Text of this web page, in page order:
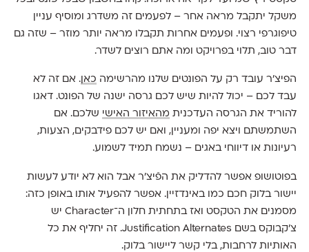
משקל יתקבל מראה אחר – לפעמים זה משדרג ומוסיף עניין
טיפוגרפי רצוי. ופעמים אחרות תקבלו מראה יותר מוזר – שזה גם
דבר טוב, תלוי בפרויקט ומה אתם רוצים לשדר.
הפיצ׳ר עובד רק על הפונטים שלנו מהרשימה כאן . אם זה לא
עבד לכם – יכול להיות שיש לכם גרסה ישנה של הפונט. דאגו
להוריד את הגרסה העדכנית מהאיזור האישי שלכם. אם
השתמשתם ויצא יפה ומעניין, ואם יש לכם פידבקים, הצעות,
רעיונות או דיווחי באגים – נשמח תמיד לשמוע.
בפוטושופ אפשר להדליק את הפֿיצ׳ר אבל הוא לא יודע לעשות
יישור בלוק חכם כמו באינדזיין. אפשר להפעיל אותו באופן כזה:
מסמנים את הטקסט ואז בתחתית חלון ה־Character יש
צ׳קבוקס בשם Justification Alternates. זה יחליף את כל
האותיות לרחבות, בלי קשר ליישור בלוק.